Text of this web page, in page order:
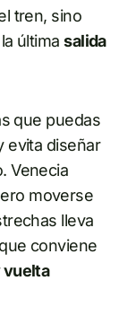
tren, sino
últimasalida
que puedas
evita diseñar
Venecia
moverse
lleva
conviene
vuelta